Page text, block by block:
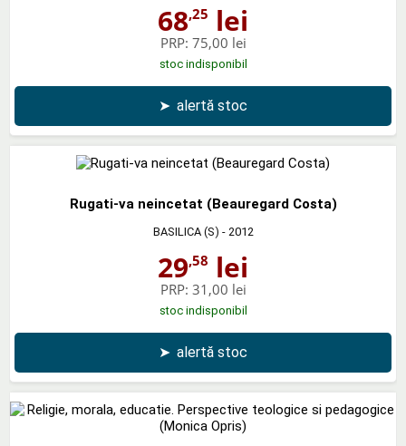
68,25 lei
PRP: 75,00 lei
stoc indisponibil
➤ alertă stoc
Rugati-va neincetat (Beauregard Costa)
BASILICA (S) - 2012
29,58 lei
PRP: 31,00 lei
stoc indisponibil
➤ alertă stoc